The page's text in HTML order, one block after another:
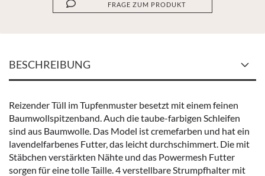
FRAGE ZUM PRODUKT
BESCHREIBUNG
Reizender Tüll im Tupfenmuster besetzt mit einem feinen
Baumwollspitzenband. Auch die taube-farbigen Schleifen
sind aus Baumwolle. Das Model ist cremefarben und hat ein
lavendelfarbenes Futter, das leicht durchschimmert. Die mit
Stäbchen verstärkten Nähte und das Powermesh Futter
sorgen für eine tolle Taille. 4 verstellbare Strumpfhalter mit